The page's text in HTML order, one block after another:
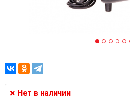
Нет в наличии